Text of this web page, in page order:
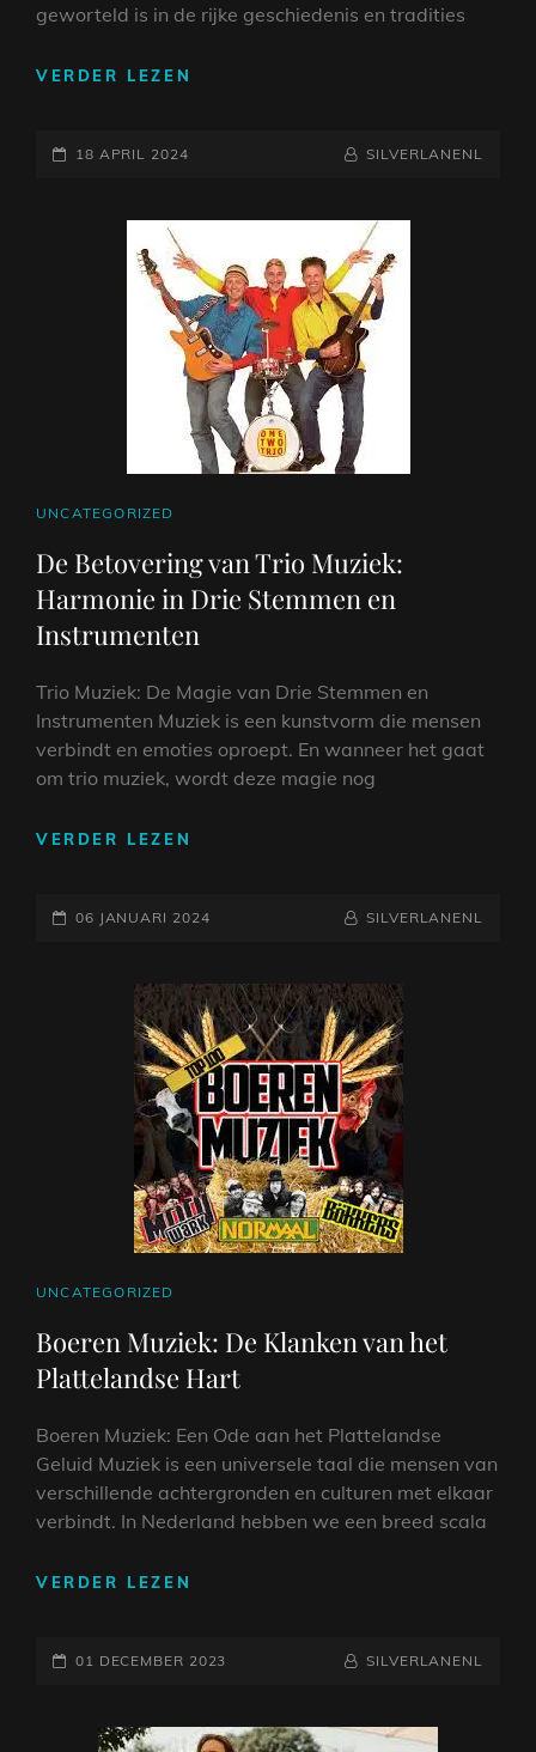
geworteld is in de rijke geschiedenis en tradities
VERDER LEZEN
GEPLAATST
18 APRIL 2024 NAAMREGEL
BYLINE
SILVERLANENL
CAT
UNCATEGORIZED
De Betovering van Trio Muziek:
Harmonie in Drie Stemmen en
Instrumenten
Trio Muziek: De Magie van Drie Stemmen en
Instrumenten Muziek is een kunstvorm die mensen
verbindt en emoties oproept. En wanneer het gaat
om trio muziek, wordt deze magie nog
VERDER LEZEN
TRIO
IN
DRIE
STEMMEN
EN
INSTRUMENTEN
GEPLAATST
06 JANUARI 2024 NAAMREGEL
BYLINE
SILVERLANENL
CAT
UNCATEGORIZED
Boeren Muziek: De Klanken van het
Plattelandse Hart
Boeren Muziek: Een Ode aan het Plattelandse
Geluid Muziek is een universele taal die mensen van
verschillende achtergronden en culturen met elkaar
verbindt. In Nederland hebben we een breed scala
VERDER LEZEN
KLANKEN
PLATTELANDSE
GEPLAATST
01 DECEMBER 2023 NAAMREGEL
BYLINE
SILVERLANENL